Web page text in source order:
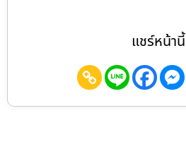
แชร์หน้านี้